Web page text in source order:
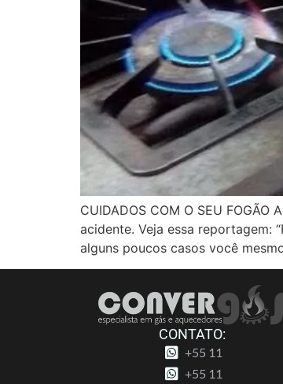
CUIDADOS COM O SEU
acidente. Veja essa reportagem:
alguns poucos casos você
CONTATO:
+55 11
+55 11